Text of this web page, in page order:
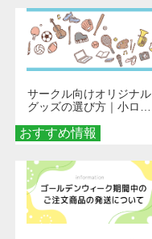
おすすめ情報
サークル向けオリジナル
グッズの選び方｜小ロッ
める秘訣